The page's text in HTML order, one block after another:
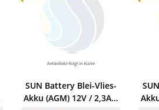
SUN Battery Blei-Vlies-
Akku (AGM) 12V / 2,3Ah,